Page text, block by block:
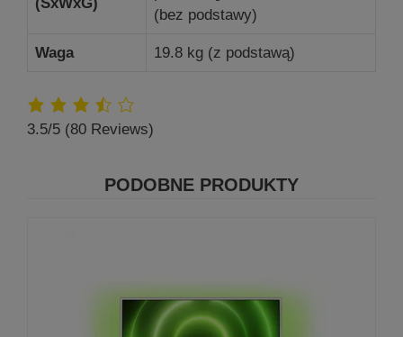
(bez podstawy)
Waga 19.8 kg (z podstawą)
3.5/5 (80 Reviews)
PODOBNE PRODUKTY